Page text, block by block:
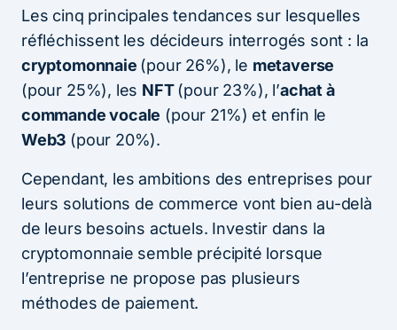
Les cinq principales tendances sur lesquelles
réfléchissent les décideurs interrogés sont : la
cryptomonnaie (pour 26%), le metaverse
(pour 25%), les NFT (pour 23%), l’achat à
commande vocale (pour 21%) et enfin le
Web3 (pour 20%).
Cependant, les ambitions des entreprises pour
leurs solutions de commerce vont bien au-delà
de leurs besoins actuels. Investir dans la
cryptomonnaie semble précipité lorsque
l’entreprise ne propose pas plusieurs
méthodes de paiement.